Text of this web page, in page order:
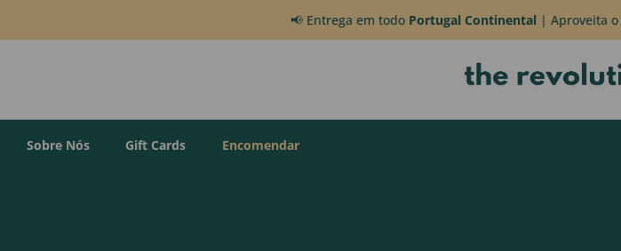
📢 Entrega em todo Portugal Continental | Aproveita o
Sobre Nós Gift Cards Encomendar